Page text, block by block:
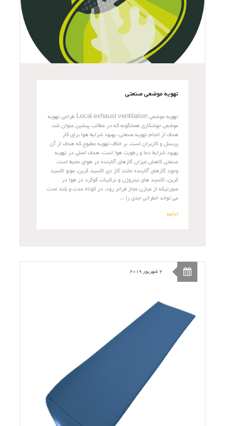
تهویه موضعی صنعتی
تهویه موضعی Local exhaust ventilation طراحی تهویه
موضعی جوشکاری همانگونه که در مطالب پیشین عنوان شد،
هدف از انجام تهویه صنعتی، بهبود شرایط هوا برای کار
پرسنل و کاربران است. بر خلاف تهویه مطبوع که هدف از آن
بهبود شرایط دما و رطوبت هوا است، هدف اصلی در تهویه
صنعتی کاهش میزان گازهای آلاینده در هوای محیط است.
وجود گازهای آلاینده مانند گاز دی اکسید کربن، مونو اکسید
کربن، اکسید های نیتروژن و ترکیبات گوگرد در هوا در
صورتیکه از میازن مجاز فراتر رود، در کوتاه مدت و بلند مدت
می تواند خطراتی جدی را ...
ادامه
2 شهریور 2019